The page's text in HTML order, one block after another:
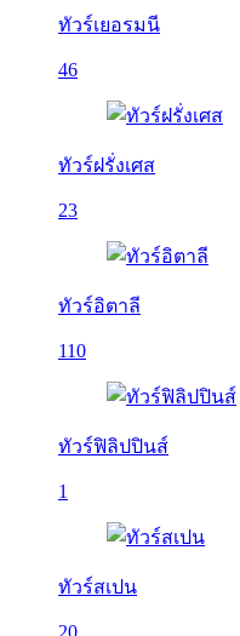
ทัวร์เยอรมนี
46
ทัวร์ฝรั่งเศส
23
ทัวร์อิตาลี
110
ทัวร์ฟิลิปปินส์
1
ทัวร์สเปน
20